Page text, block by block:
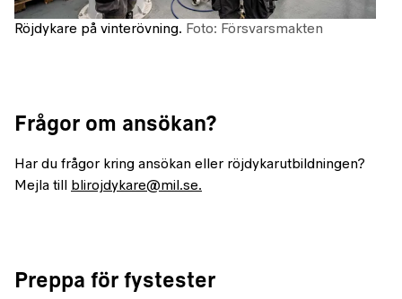
Röjdykare på vinterövning. Foto: Försvarsmakten
Frågor om ansökan?
Har du frågor kring ansökan eller röjdykarutbildningen?
Mejla till blirojdykare@mil.se.
Preppa för fystester